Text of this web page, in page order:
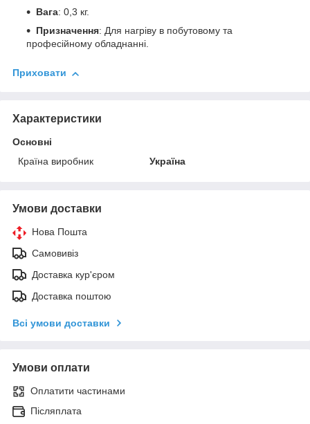
Вага: 0,3 кг.
Призначення: Для нагріву в побутовому та
професійному обладнанні.
Приховати
Характеристики
Основні
Країна виробник
Україна
Умови доставки
Нова Пошта
Самовивіз
Доставка кур'єром
Доставка поштою
Всі умови доставки
Умови оплати
Оплатити частинами
Післяплата